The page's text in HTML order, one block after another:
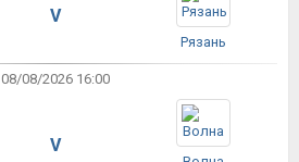
V
Рязань
08/08/2026 16:00
V